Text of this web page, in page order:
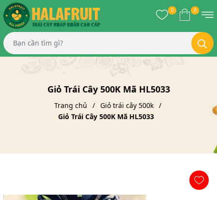
0 0
Giỏ Trái Cây 500K Mã HL5033
Trang chủ
Giỏ trái cây 500k
Giỏ Trái Cây 500K Mã HL5033